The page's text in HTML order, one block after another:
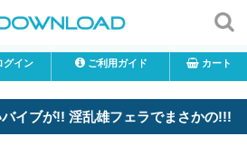
グイン ご利用ガイド カート
イブが!! 淫乱雄フェラでまさかの!!!